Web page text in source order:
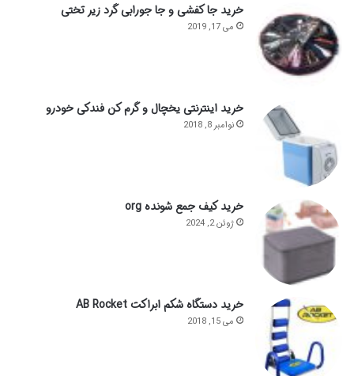
خرید جا کفشی و جا جورابی گرد زیر تختی
می 17, 2019
خرید اینترنتی یخچال و گرم کن فندکی خودرو
نوامبر 8, 2018
خرید کیف جمع شونده org
ژوئن 2, 2024
خرید دستگاه شکم ابراکت AB Rocket
می 15, 2018